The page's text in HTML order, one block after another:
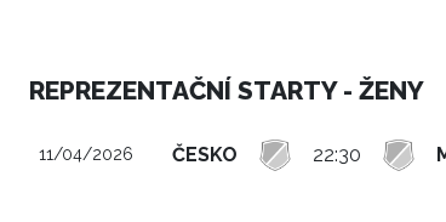
REPREZENTAČNÍ STARTY - ŽENY
11/04/2026 ČESKO 22:30